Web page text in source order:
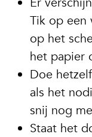
Tik op een
op het
het papier
Doe
als het
snij nog
Staat het